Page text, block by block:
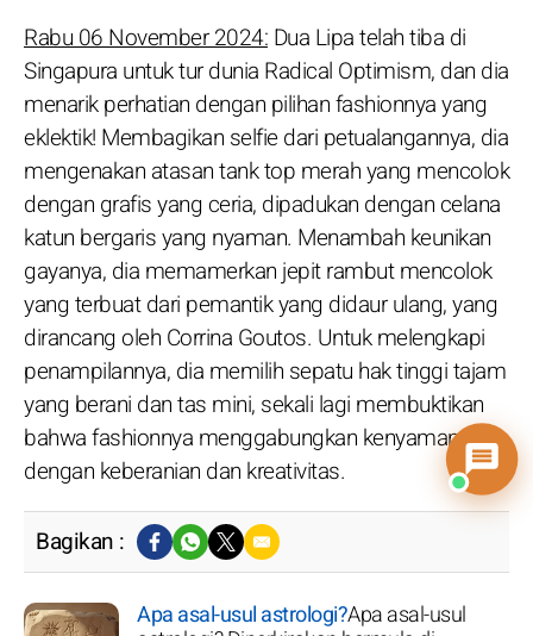
Rabu 06 November 2024: Dua Lipa telah tiba di
Singapura untuk tur dunia Radical Optimism, dan dia
menarik perhatian dengan pilihan fashionnya yang
eklektik! Membagikan selfie dari petualangannya, dia
mengenakan atasan tank top merah yang mencolok
dengan grafis yang ceria, dipadukan dengan celana
katun bergaris yang nyaman. Menambah keunikan
gayanya, dia memamerkan jepit rambut mencolok
yang terbuat dari pemantik yang didaur ulang, yang
dirancang oleh Corrina Goutos. Untuk melengkapi
penampilannya, dia memilih sepatu hak tinggi tajam
yang berani dan tas mini, sekali lagi membuktikan
bahwa fashionnya menggabungkan kenyamanan
dengan keberanian dan kreativitas.
Bagikan :
Apa asal-usul astrologi?Apa asal-usul